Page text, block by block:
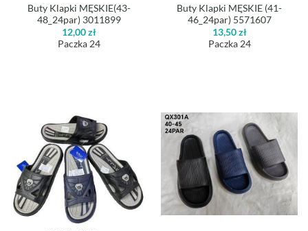
Buty Klapki MĘSKIE(43-
48_24par) 3011899
12,00zł
Paczka 24
Buty Klapki MĘSKIE (41-
46_24par) 5571607
13,50zł
Paczka 24